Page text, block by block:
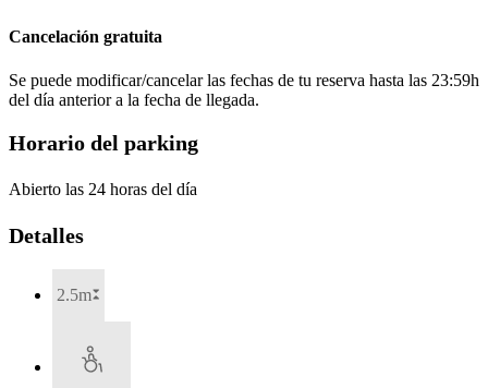
Cancelación gratuita
Se puede modificar/cancelar las fechas de tu reserva hasta las 23:59h
del día anterior a la fecha de llegada.
Horario del parking
Abierto las 24 horas del día
Detalles
2.5m